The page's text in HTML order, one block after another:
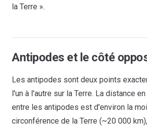
la Terre ».
Antipodes et le côté
Les antipodes sont deux points
l'un à l'autre sur la Terre. La distance
entre les antipodes est d'environ la
circonférence de la Terre (~20 000